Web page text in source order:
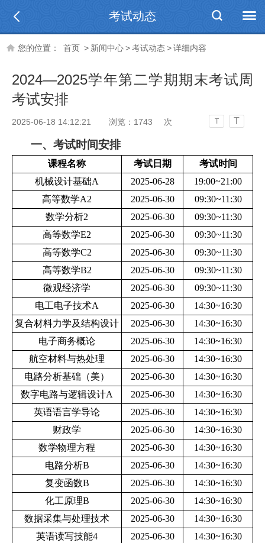
考试动态
您的位置： 首页 > 新闻中心>考试动态>详细内容
2024—2025学年第二学期期末考试周
考试安排
2025-06-18 14:12:21 浏览： 1743 次 T T
一、考试时间安排
课程名称 考试日期
考试时间
机械设计基础A
2025-06-28
19:00~21:00
高等数学A2
2025-06-30
09:30~11:30
数学分析2
2025-06-30
09:30~11:30
高等数学E2
2025-06-30
09:30~11:30
高等数学C2
2025-06-30
09:30~11:30
高等数学B2
2025-06-30
09:30~11:30
微观经济学
2025-06-30
09:30~11:30
电工电子技术A
2025-06-30
14:30~16:30
复合材料力学及结构设计
2025-06-30
14:30~16:30
电子商务概论
2025-06-30
14:30~16:30
航空材料与热处理
2025-06-30
14:30~16:30
电路分析基础（美）
2025-06-30
14:30~16:30
数字电路与逻辑设计A
2025-06-30
14:30~16:30
英语语言学导论
2025-06-30
14:30~16:30
财政学
2025-06-30
14:30~16:30
数学物理方程
2025-06-30
14:30~16:30
电路分析B
2025-06-30
14:30~16:30
复变函数B
2025-06-30
14:30~16:30
化工原理B
2025-06-30
14:30~16:30
数据采集与处理技术
2025-06-30
14:30~16:30
英语读写技能4
2025-06-30
14:30~16:30